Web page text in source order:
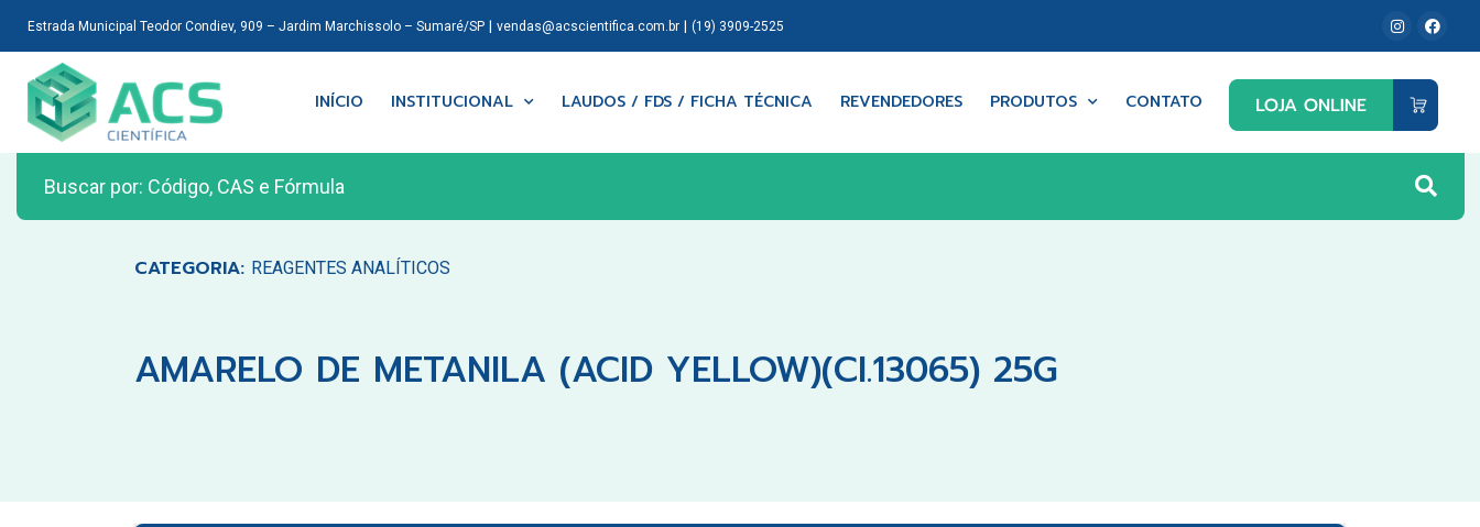
Estrada Municipal Teodor Condiev, 909 – Jardim Marchissolo – Sumaré/SP| vendas@acscientifica.com.br| (19) 3909-2525
INÍCIO INSTITUCIONAL LAUDOS / FDS / FICHA TÉCNICA REVENDEDORES PRODUTOS CONTATO
CATEGORIA: REAGENTES ANALÍTICOS
AMARELO DE METANILA (ACID YELLOW)(CI.13065) 25G